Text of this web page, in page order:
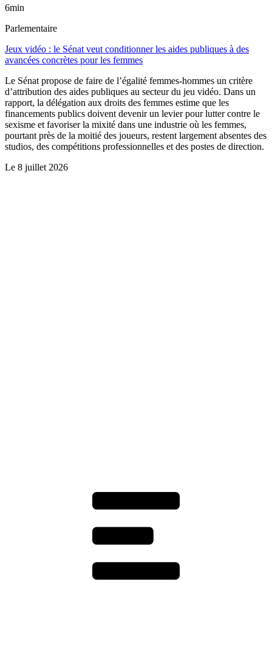
6min
Parlementaire
Jeux vidéo : le Sénat veut conditionner les aides publiques à des
avancées concrètes pour les femmes
Le Sénat propose de faire de l’égalité femmes-hommes un critère
d’attribution des aides publiques au secteur du jeu vidéo. Dans un
rapport, la délégation aux droits des femmes estime que les
financements publics doivent devenir un levier pour lutter contre le
sexisme et favoriser la mixité dans une industrie où les femmes,
pourtant près de la moitié des joueurs, restent largement absentes des
studios, des compétitions professionnelles et des postes de direction.
Le 8 juillet 2026